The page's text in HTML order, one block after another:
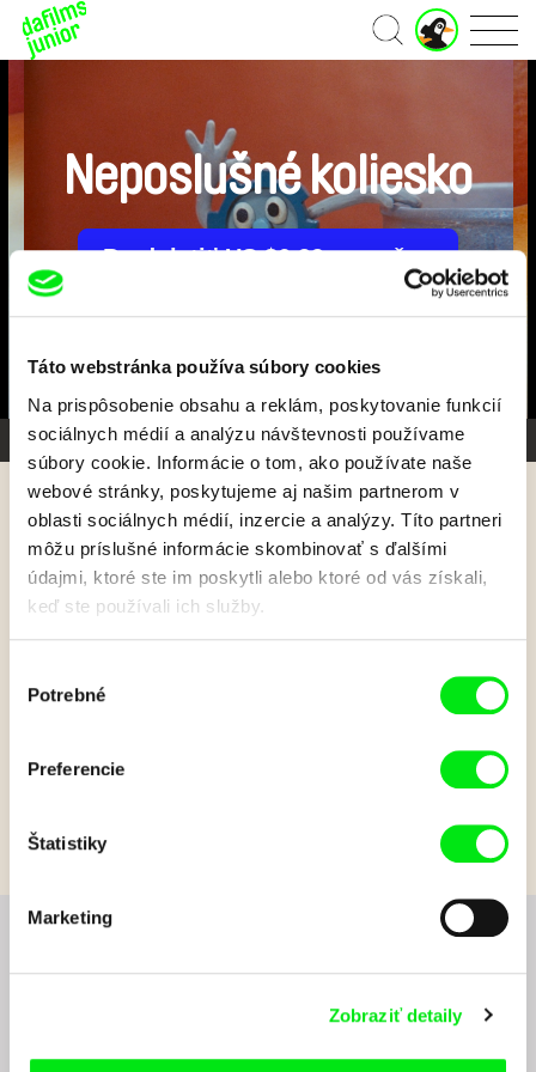
Táto webstránka používa súbory cookies
Na prispôsobenie obsahu a reklám, poskytovanie funkcií
sociálnych médií a analýzu návštevnosti používame
súbory cookie. Informácie o tom, ako používate naše
webové stránky, poskytujeme aj našim partnerom v
oblasti sociálnych médií, inzercie a analýzy. Títo partneri
môžu príslušné informácie skombinovať s ďalšími
údajmi, ktoré ste im poskytli alebo ktoré od vás získali,
keď ste používali ich služby.
súhlasu
Potrebné
Preferencie
Štatistiky
Marketing
Zobraziť detaily
Domov
J
u
ú
č
e
Galéria 1/3
Neposlušné koliesko
Predplatiť US $6.99 mesačne
Späť
Neposlušné koliesko
O koliesku, ktoré utieklo z mlyna.
Zobraziť viac